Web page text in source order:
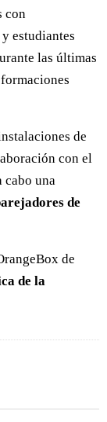
con
estudiantes
las últimas
de
con el
una
de
de
de la